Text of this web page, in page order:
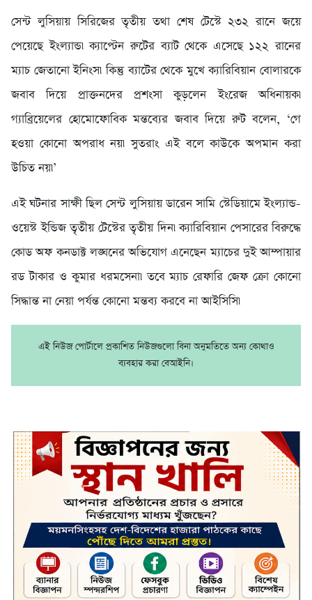
সেন্ট লুসিয়ায় সিরিজের তৃতীয় তথা শেষ টেস্টে ২৩২ রানে জয়ে
পেয়েছে ইংল্যান্ড৷ ক্যাপ্টেন রুটের ব্যাট থেকে এসেছে ১২২ রানের
ম্যাচ জেতানো ইনিংস৷ কিন্তু ব্যাটের থেকে মুখে ক্যারিবিয়ান বোলারকে
জবাব দিয়ে প্রাক্তনদের প্রশংসা কুড়লেন ইংরেজ অধিনায়ক৷
গ্যাব্রিয়েলের হোমোফোবিক মন্তব্যের জবাব দিয়ে রুট বলেন, ‘গে
হওয়া কোনো অপরাধ নয়৷ সুতরাং এই বলে কাউকে অপমান করা
উচিত নয়৷’
এই ঘটনার সাক্ষী ছিল সেন্ট লুসিয়ায় ডারেন সামি স্টেডিয়ামে ইংল্যান্ড-
ওয়েস্ট ইন্ডিজ তৃতীয় টেস্টের তৃতীয় দিন৷ ক্যারিবিয়ান পেসারের বিরুদ্ধে
কোড অফ কনডাক্ট লঙ্ঘনের অভিযোগ এনেছেন ম্যাচের দুই আম্পায়ার
রড টাকার ও কুমার ধরমসেনা৷ তবে ম্যাচ রেফারি জেফ ক্রো কোনো
সিদ্ধান্ত না নেয়া পর্যন্ত কোনো মন্তব্য করবে না আইসিসি৷
এই নিউজ পোর্টালে প্রকাশিত নিউজগুলো বিনা অনুমতিতে অন্য কোথাও
ব্যবহার করা বেআইনি।